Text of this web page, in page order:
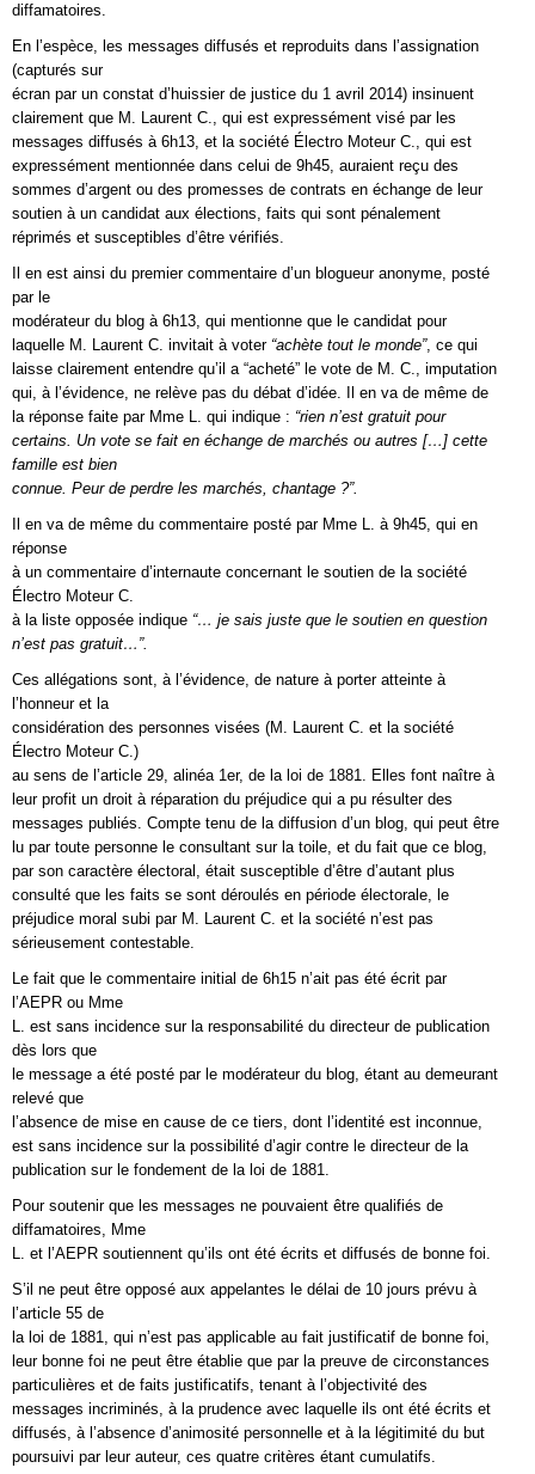
diffamatoires.
En l’espèce, les messages diffusés et reproduits dans l’assignation
(capturés sur
écran par un constat d’huissier de justice du 1 avril 2014) insinuent
clairement que M. Laurent C., qui est expressément visé par les
messages diffusés à 6h13, et la société Électro Moteur C., qui est
expressément mentionnée dans celui de 9h45, auraient reçu des
sommes d’argent ou des promesses de contrats en échange de leur
soutien à un candidat aux élections, faits qui sont pénalement
réprimés et susceptibles d’être vérifiés.
Il en est ainsi du premier commentaire d’un blogueur anonyme, posté
par le
modérateur du blog à 6h13, qui mentionne que le candidat pour
laquelle M. Laurent C. invitait à voter “achète tout le monde”, ce qui
laisse clairement entendre qu’il a “acheté” le vote de M. C., imputation
qui, à l’évidence, ne relève pas du débat d’idée. Il en va de même de
la réponse faite par Mme L. qui indique : “rien n’est gratuit pour
certains. Un vote se fait en échange de marchés ou autres […] cette
famille est bien
connue. Peur de perdre les marchés, chantage ?”.
Il en va de même du commentaire posté par Mme L. à 9h45, qui en
réponse
à un commentaire d’internaute concernant le soutien de la société
Électro Moteur C.
à la liste opposée indique “… je sais juste que le soutien en question
n’est pas gratuit…”.
Ces allégations sont, à l’évidence, de nature à porter atteinte à
l’honneur et la
considération des personnes visées (M. Laurent C. et la société
Électro Moteur C.)
au sens de l’article 29, alinéa 1er, de la loi de 1881. Elles font naître à
leur profit un droit à réparation du préjudice qui a pu résulter des
messages publiés. Compte tenu de la diffusion d’un blog, qui peut être
lu par toute personne le consultant sur la toile, et du fait que ce blog,
par son caractère électoral, était susceptible d’être d’autant plus
consulté que les faits se sont déroulés en période électorale, le
préjudice moral subi par M. Laurent C. et la société n’est pas
sérieusement contestable.
Le fait que le commentaire initial de 6h15 n’ait pas été écrit par
l’AEPR ou Mme
L. est sans incidence sur la responsabilité du directeur de publication
dès lors que
le message a été posté par le modérateur du blog, étant au demeurant
relevé que
l’absence de mise en cause de ce tiers, dont l’identité est inconnue,
est sans incidence sur la possibilité d’agir contre le directeur de la
publication sur le fondement de la loi de 1881.
Pour soutenir que les messages ne pouvaient être qualifiés de
diffamatoires, Mme
L. et l’AEPR soutiennent qu’ils ont été écrits et diffusés de bonne foi.
S’il ne peut être opposé aux appelantes le délai de 10 jours prévu à
l’article 55 de
la loi de 1881, qui n’est pas applicable au fait justificatif de bonne foi,
leur bonne foi ne peut être établie que par la preuve de circonstances
particulières et de faits justificatifs, tenant à l’objectivité des
messages incriminés, à la prudence avec laquelle ils ont été écrits et
diffusés, à l’absence d’animosité personnelle et à la légitimité du but
poursuivi par leur auteur, ces quatre critères étant cumulatifs.